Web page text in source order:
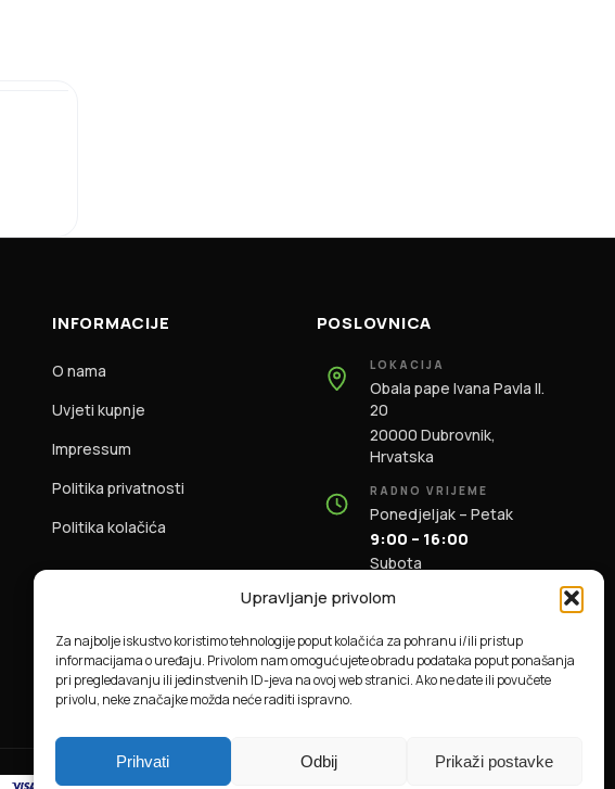
Upravljanje privolom
Za najbolje iskustvo koristimo tehnologije poput kolačića za pohranu i/ili pristup
informacijama o uređaju. Privolom nam omogućujete obradu podataka poput ponašanja
pri pregledavanju ili jedinstvenih ID-jeva na ovoj web stranici. Ako ne date ili povučete
privolu, neke značajke možda neće raditi ispravno.
Prihvati Odbij Prikaži postavke
INFORMACIJE
O nama
Uvjeti kupnje
Impressum
Politika privatnosti
Politika kolačića
POSLOVNICA
LOKACIJA
Obala pape Ivana Pavla II.
20
20000 Dubrovnik,
Hrvatska
RADNO VRIJEME
Ponedjeljak – Petak
9:00 – 16:00
Subota
+385 91 196 1981
info@dbas.hr